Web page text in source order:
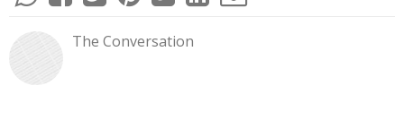
The Conversation